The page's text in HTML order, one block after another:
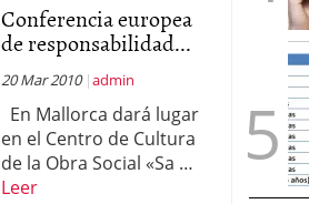
Conferencia europea
de responsabilidad...
20 Mar 2010 admin
En Mallorca dará lugar
en el Centro de Cultura
de la Obra Social «Sa …
Leer